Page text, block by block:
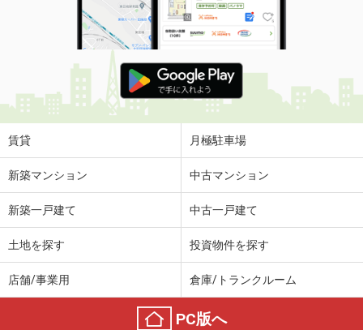
賃貸 月極駐車場
新築マンション 中古マンション
新築一戸建て 中古一戸建て
土地を探す 投資物件を探す
店舗/事業用 倉庫/トランクルーム
PC版へ